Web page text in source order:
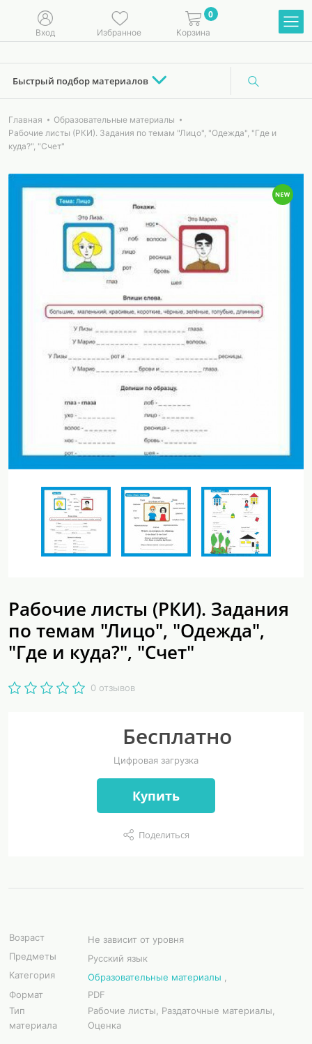
Вход Избранное
0
Корзина
Быстрый подбор материалов
Главная
Образовательные материалы
Рабочие листы (РКИ). Задания по темам "Лицо", "Одежда", "Где и
куда?", "Счет"
Рабочие листы (РКИ). Задания
по темам "Лицо", "Одежда",
"Где и куда?", "Счет"
0 отзывов
Бесплатно
Цифровая загрузка
Купить
Поделиться
Возраст
Не зависит от уровня
Предметы
Русский язык
Категория
Образовательные материалы
Формат
PDF
Тип
материала
Рабочие листы, Раздаточные материалы,
Оценка